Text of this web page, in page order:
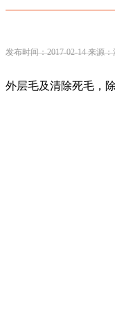
发布时间：2017-02-14 来源
外层毛及清除死毛，